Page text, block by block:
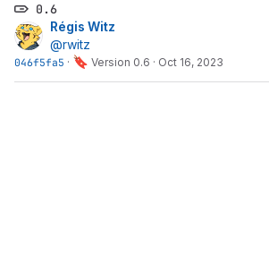
0.6
Régis Witz
@rwitz
046f5fa5 · 🔖 Version 0.6 · Oct 16, 2023